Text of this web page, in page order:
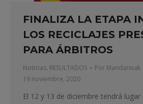
FINALIZA LA ETAPA
LOS RECICLAJES
PARA ÁRBITROS
Noticias, RESULTADOS Por Mandarinak
19 noviembre, 2020
El 12 y 13 de diciembre tendrá lugar